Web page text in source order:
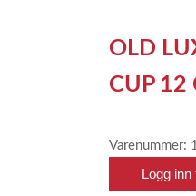
OLD
CUP 12
Varenummer:
Logg inn